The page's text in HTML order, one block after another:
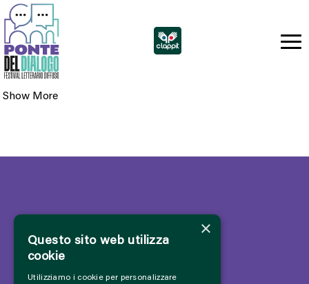
Show More
×
Questo sito web utilizza
cookie
Utilizziamo i cookie per personalizzare